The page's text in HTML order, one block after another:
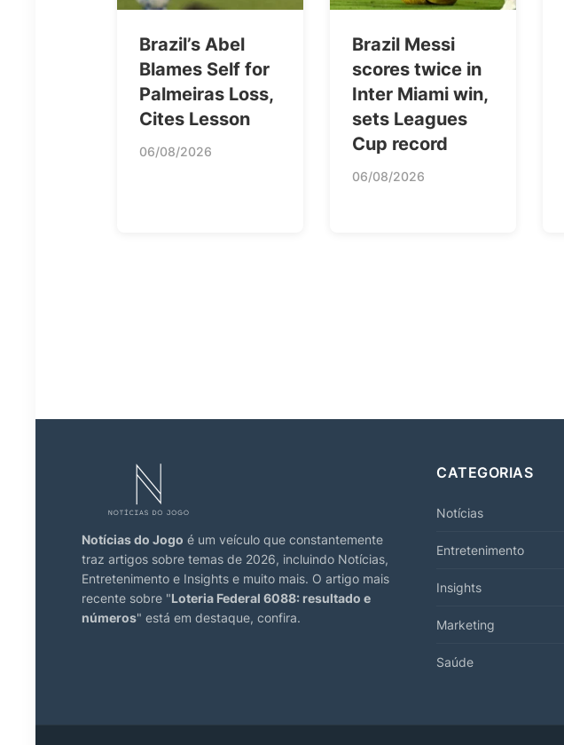
Brazil’s Abel
Blames Self for
Palmeiras Loss,
Cites Lesson
06/08/2026
Brazil Messi
scores twice in
Inter Miami win,
sets Leagues
Cup record
06/08/2026
Notícias do Jogo é um veículo que constantemente
traz artigos sobre temas de 2026, incluindo Notícias,
Entretenimento e Insights e muito mais. O artigo mais
recente sobre "Loteria Federal 6088: resultado e
números" está em destaque, confira.
CATEGORIAS
Notícias
Entretenimento
Insights
Marketing
Saúde